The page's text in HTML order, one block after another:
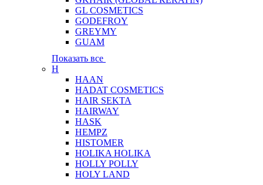
GL COSMETICS
GODEFROY
GREYMY
GUAM
Показать все
H
HAAN
HADAT COSMETICS
HAIR SEKTA
HAIRWAY
HASK
HEMPZ
HISTOMER
HOLIKA HOLIKA
HOLLY POLLY
HOLY LAND